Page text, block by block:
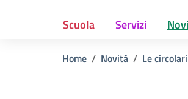
Scuola Servizi
Home Novità Le circolari